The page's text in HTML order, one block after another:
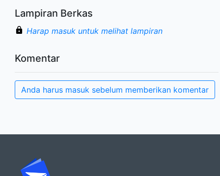
Lampiran Berkas
Harap masuk untuk melihat lampiran
Komentar
Anda harus masuk sebelum memberikan komentar